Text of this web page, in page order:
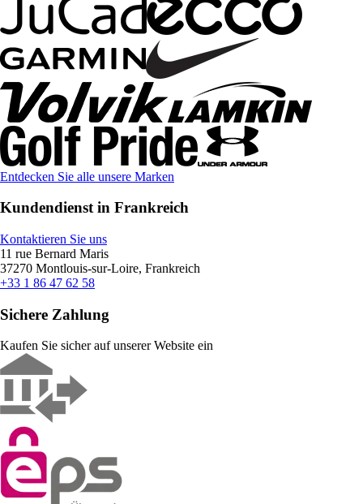
Entdecken Sie alle unsere Marken
Kundendienst in Frankreich
Kontaktieren Sie uns
11 rue Bernard Maris
37270 Montlouis-sur-Loire, Frankreich
+33 1 86 47 62 58
Sichere Zahlung
Kaufen Sie sicher auf unserer Website ein